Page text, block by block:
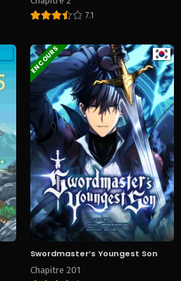
7.1
EN COURS
Swordmaster’s Youngest Son
Chapitre 201